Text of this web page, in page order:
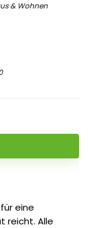
& Wohnen
eine
reicht. Alle